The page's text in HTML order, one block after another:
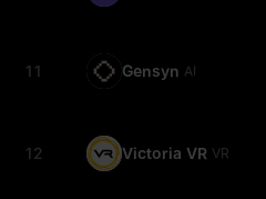
11 Gensyn AI
12 Victoria VR VR